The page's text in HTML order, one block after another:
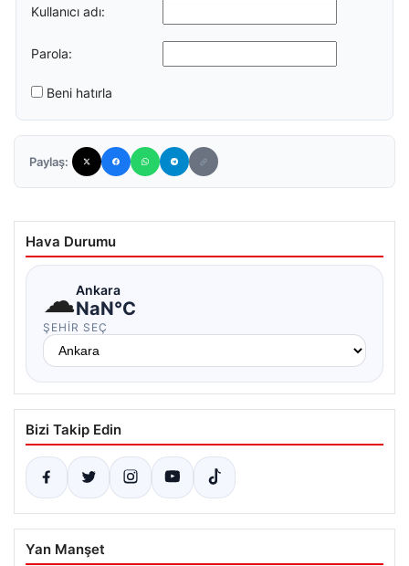
Kullanıcı adı:
Parola:
Beni hatırla
Paylaş:
Hava Durumu
☁Ankara
NaN°C
ŞEHIR SEÇ
Bizi Takip Edin
Yan Manşet